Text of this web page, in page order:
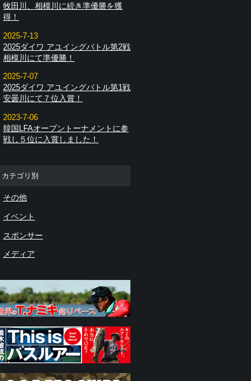
牧田川、相模川に続き準優勝を獲
得！
2025-7-13
2025ダイワ アユイングバトル第2戦
相模川にて準優勝！
2025-7-07
2025ダイワ アユイングバトル第1戦
安曇川にて７位入賞！
2023-7-06
韓国LFAオープントーナメントに参
戦し５位に入賞しました！
カテゴリ別
その他
イベント
スポンサー
メディア